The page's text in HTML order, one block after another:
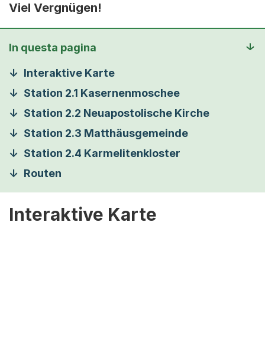
Viel Vergnügen!
In questa pagina
Interaktive Karte
Station 2.1 Kasernenmoschee
Station 2.2 Neuapostolische Kirche
Station 2.3 Matthäusgemeinde
Station 2.4 Karmelitenkloster
Routen
Interaktive Karte